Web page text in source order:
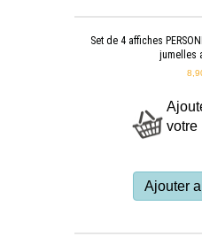
Set de 4 affiches
jumelles
votre
Ajouter